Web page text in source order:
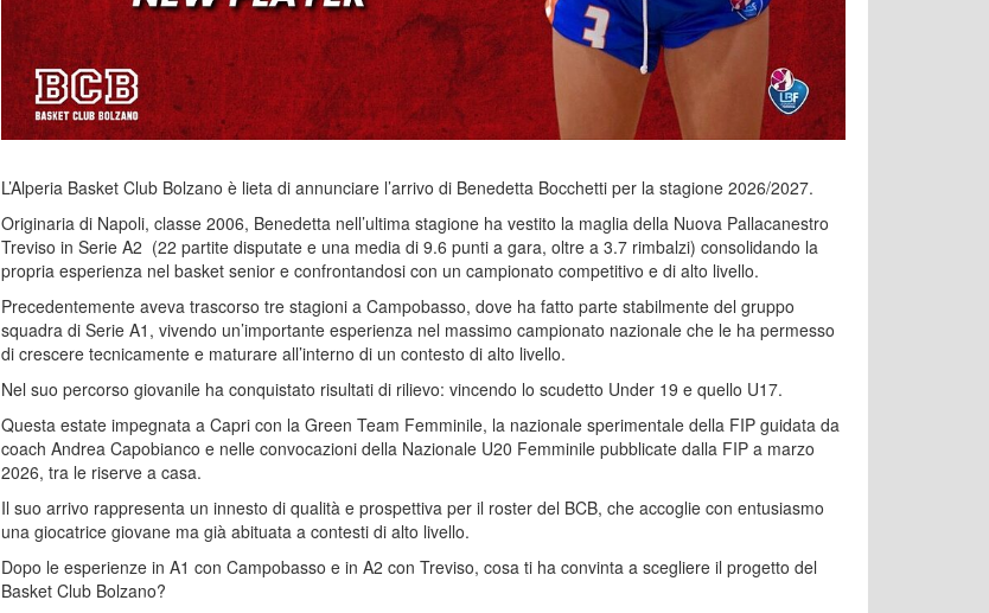
L’Alperia Basket Club Bolzano è lieta di annunciare l’arrivo di Benedetta Bocchetti per la stagione 2026/2027.
Originaria di Napoli, classe 2006, Benedetta nell’ultima stagione ha vestito la maglia della Nuova Pallacanestro
Treviso in Serie A2 (22 partite disputate e una media di 9.6 punti a gara, oltre a 3.7 rimbalzi) consolidando la
propria esperienza nel basket senior e confrontandosi con un campionato competitivo e di alto livello.
Precedentemente aveva trascorso tre stagioni a Campobasso, dove ha fatto parte stabilmente del gruppo
squadra di Serie A1, vivendo un’importante esperienza nel massimo campionato nazionale che le ha permesso
di crescere tecnicamente e maturare all’interno di un contesto di alto livello.
Nel suo percorso giovanile ha conquistato risultati di rilievo: vincendo lo scudetto Under 19 e quello U17.
Questa estate impegnata a Capri con la Green Team Femminile, la nazionale sperimentale della FIP guidata da
coach Andrea Capobianco e nelle convocazioni della Nazionale U20 Femminile pubblicate dalla FIP a marzo
2026, tra le riserve a casa.
Il suo arrivo rappresenta un innesto di qualità e prospettiva per il roster del BCB, che accoglie con entusiasmo
una giocatrice giovane ma già abituata a contesti di alto livello.
Dopo le esperienze in A1 con Campobasso e in A2 con Treviso, cosa ti ha convinta a scegliere il progetto del
Basket Club Bolzano?